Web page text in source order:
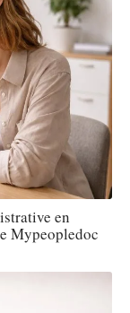
en
Mypeopledoc